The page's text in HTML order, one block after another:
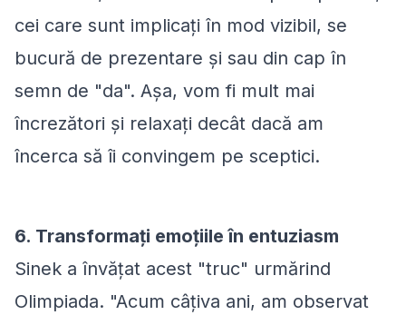
cei care sunt implicați în mod vizibil, se
bucură de prezentare și sau din cap în
semn de "da". Așa, vom fi mult mai
încrezători și relaxați decât dacă am
încerca să îi convingem pe sceptici.
6. Transformați emoțiile în entuziasm
Sinek a învățat acest "truc" urmărind
Olimpiada. "Acum câțiva ani, am observat